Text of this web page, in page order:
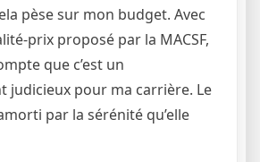
pèse sur mon budget. Avec
prix proposé par la MACSF,
que c’est un
judicieux pour ma carrière. Le
par la sérénité qu’elle